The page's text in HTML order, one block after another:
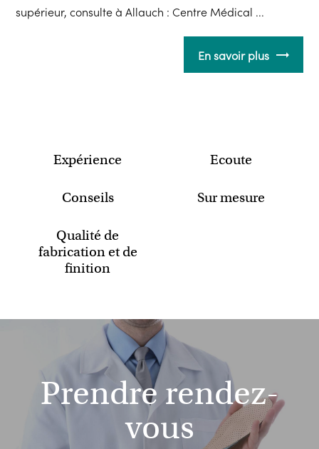
supérieur, consulte à Allauch : Centre Médical ...
En savoir plus
Expérience Ecoute
Conseils Sur mesure
Qualité de
fabrication et de
finition
Prendre rendez-
vous